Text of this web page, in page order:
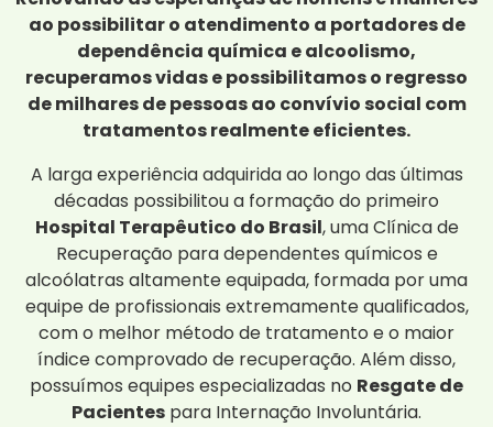
ao possibilitar o atendimento a portadores de
dependência química e alcoolismo,
recuperamos vidas e possibilitamos o regresso
de milhares de pessoas ao convívio social com
tratamentos realmente eficientes.
A larga experiência adquirida ao longo das últimas
décadas possibilitou a formação do primeiro
Hospital Terapêutico do Brasil, uma Clínica de
Recuperação para dependentes químicos e
alcoólatras altamente equipada, formada por uma
equipe de profissionais extremamente qualificados,
com o melhor método de tratamento e o maior
índice comprovado de recuperação. Além disso,
possuímos equipes especializadas no Resgate de
Pacientes para Internação Involuntária.